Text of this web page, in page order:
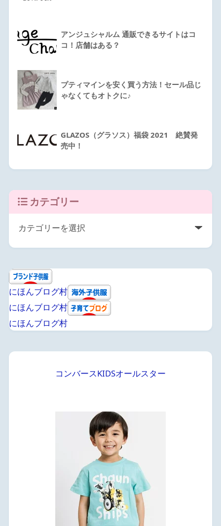
アンジュシャルム 通販できるサイトはコ
コ！店舗はある？
プティマインを安く買う方法！セール品じ
ゃなくてもオトクに♪
GLAZOS（グラソス）福袋 2021 絶賛発
売中！
カテゴリー
にほんブログ村
にほんブログ村
にほんブログ村
コンバースKIDSオールスター